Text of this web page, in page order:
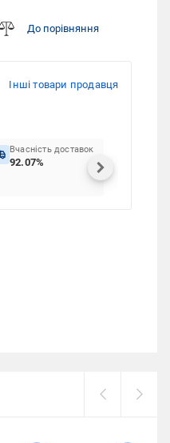
До порівняння
Інші товари продавця
Вчасність доставок
92.07%